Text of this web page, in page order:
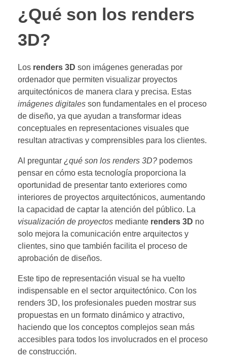
¿Qué son los renders
3D?
Los renders 3D son imágenes generadas por
ordenador que permiten visualizar proyectos
arquitectónicos de manera clara y precisa. Estas
imágenes digitales son fundamentales en el proceso
de diseño, ya que ayudan a transformar ideas
conceptuales en representaciones visuales que
resultan atractivas y comprensibles para los clientes.
Al preguntar ¿qué son los renders 3D? podemos
pensar en cómo esta tecnología proporciona la
oportunidad de presentar tanto exteriores como
interiores de proyectos arquitectónicos, aumentando
la capacidad de captar la atención del público. La
visualización de proyectos mediante renders 3D no
solo mejora la comunicación entre arquitectos y
clientes, sino que también facilita el proceso de
aprobación de diseños.
Este tipo de representación visual se ha vuelto
indispensable en el sector arquitectónico. Con los
renders 3D, los profesionales pueden mostrar sus
propuestas en un formato dinámico y atractivo,
haciendo que los conceptos complejos sean más
accesibles para todos los involucrados en el proceso
de construcción.